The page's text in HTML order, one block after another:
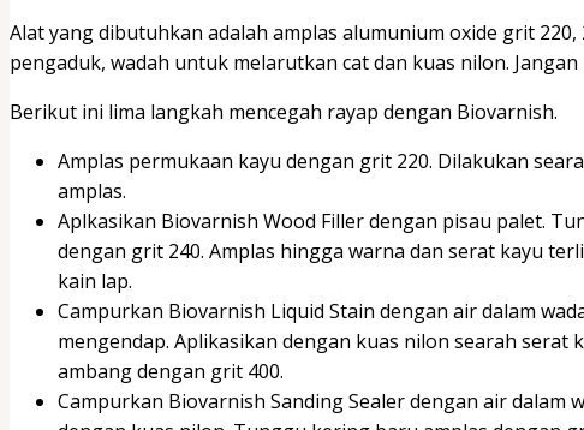
Alat yang dibutuhkan adalah amplas alumunium oxide grit 220,
pengaduk, wadah untuk melarutkan cat dan kuas nilon.
Berikut ini lima langkah mencegah rayap dengan Biovarnish.
Amplas permukaan kayu dengan grit 220. Dilakukan
amplas.
Aplkasikan Biovarnish Wood Filler dengan pisau palet.
dengan grit 240. Amplas hingga warna dan serat kayu
kain lap.
Campurkan Biovarnish Liquid Stain dengan air dalam
mengendap. Aplikasikan dengan kuas nilon searah serat
ambang dengan grit 400.
Campurkan Biovarnish Sanding Sealer dengan air dalam